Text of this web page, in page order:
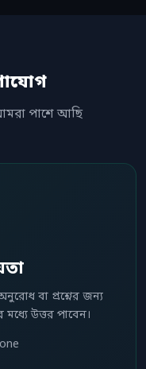
পাশে আছি
বা প্রশ্নের জন্য
উত্তর পাবেন।